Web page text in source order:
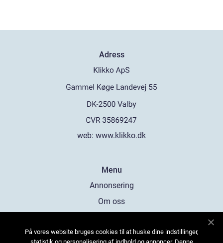
Adress
web: www.klikko.dk
Menu
Annonsering
Om oss
Kontakta oss
På vores website bruges cookies til at huske dine indstillinger,